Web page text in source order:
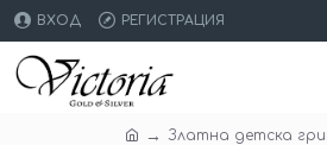
ВХОД РЕГИСТРАЦИЯ
Златна детска